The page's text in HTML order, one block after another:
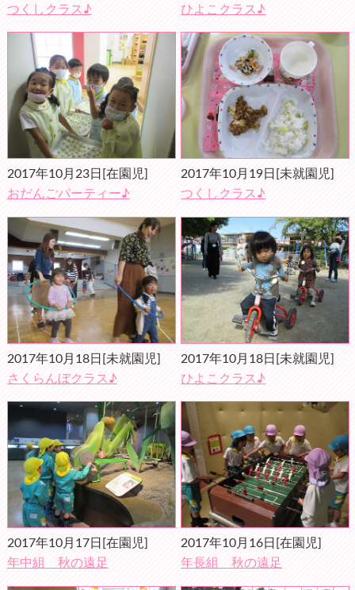
つくしクラス♪ ひよこクラス♪
2017年10月23日 [在園児]
おだんごパーティー♪
2017年10月19日 [未就園児]
つくしクラス♪
2017年10月18日 [未就園児]
さくらんぼクラス♪
2017年10月18日 [未就園児]
ひよこクラス♪
2017年10月17日 [在園児]
年中組 秋の遠足
2017年10月16日 [在園児]
年長組 秋の遠足